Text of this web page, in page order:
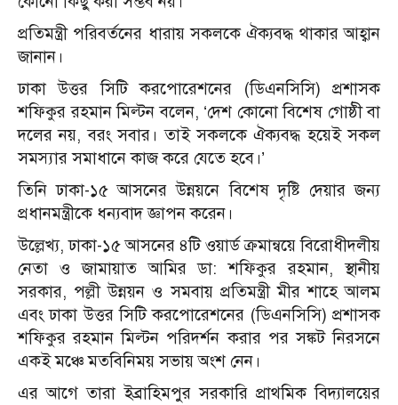
প্রতিমন্ত্রী পরিবর্তনের ধারায় সকলকে ঐক্যবদ্ধ থাকার আহ্বান
জানান।
ঢাকা উত্তর সিটি করপোরেশনের (ডিএনসিসি) প্রশাসক
শফিকুর রহমান মিল্টন বলেন, ‘দেশ কোনো বিশেষ গোষ্ঠী বা
দলের নয়, বরং সবার। তাই সকলকে ঐক্যবদ্ধ হয়েই সকল
সমস্যার সমাধানে কাজ করে যেতে হবে।’
তিনি ঢাকা-১৫ আসনের উন্নয়নে বিশেষ দৃষ্টি দেয়ার জন্য
প্রধানমন্ত্রীকে ধন্যবাদ জ্ঞাপন করেন।
উল্লেখ্য, ঢাকা-১৫ আসনের ৪টি ওয়ার্ড ক্রমান্বয়ে বিরোধীদলীয়
নেতা ও জামায়াত আমির ডা: শফিকুর রহমান, স্থানীয়
সরকার, পল্লী উন্নয়ন ও সমবায় প্রতিমন্ত্রী মীর শাহে আলম
এবং ঢাকা উত্তর সিটি করপোরেশনের (ডিএনসিসি) প্রশাসক
শফিকুর রহমান মিল্টন পরিদর্শন করার পর সঙ্কট নিরসনে
একই মঞ্চে মতবিনিময় সভায় অংশ নেন।
এর আগে তারা ইব্রাহিমপুর সরকারি প্রাথমিক বিদ্যালয়ের